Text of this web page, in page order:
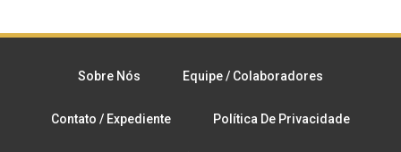
Sobre Nós Equipe / Colaboradores
Contato / Expediente Política De Privacidade